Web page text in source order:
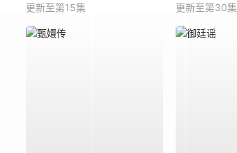
更新至第15集
更新至第30集